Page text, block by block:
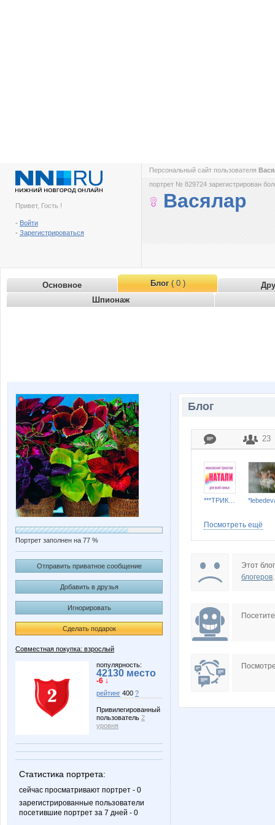
Привет, Гость !
- Войти
- Зарегистрироваться
Персональный сайт пользователя
портрет № 829724 зарегистрирован
Васялар
Основное Блог( 0 )
Шпионаж
Портрет заполнен на 77 %
Отправить приватное сообщение
Добавить в друзья
Игнорировать
Сделать подарок
Совместная покупка: взрослый
популярность:
42130 место
-6 ↓
рейтинг 400 ?
Привилегированный
пользователь 2
уровня
Статистика портрета:
сейчас просматривают портрет - 0
зарегистрированные пользователи
посетившие портрет за 7 дней - 0
Блог
23
NASIK
Slastenish Somal
Посмотреть ещё
Этот
блогеров.